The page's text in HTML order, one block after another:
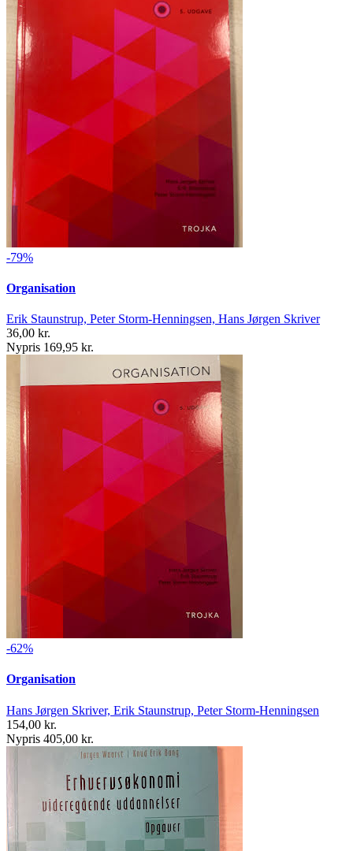
-79%
Organisation
Erik Staunstrup, Peter Storm-Henningsen, Hans Jørgen Skriver
36,00 kr.
Nypris 169,95 kr.
-62%
Organisation
Hans Jørgen Skriver, Erik Staunstrup, Peter Storm-Henningsen
154,00 kr.
Nypris 405,00 kr.